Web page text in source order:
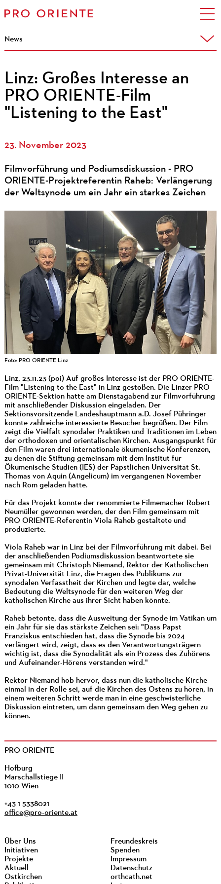
News
Linz: Großes Interesse an
PRO ORIENTE-Film
"Listening to the East"
23. November 2023
Filmvorführung und Podiumsdiskussion - PRO
ORIENTE-Projektreferentin Raheb: Verlängerung
der Weltsynode um ein Jahr ein starkes Zeichen
Foto: PRO ORIENTE Linz
Linz, 23.11.23 (poi) Auf großes Interesse ist der PRO ORIENTE-
Film "Listening to the East" in Linz gestoßen. Die Linzer PRO
ORIENTE-Sektion hatte am Dienstagabend zur Filmvorführung
mit anschließender Diskussion eingeladen. Der
Sektionsvorsitzende Landeshauptmann a.D. Josef Pühringer
konnte zahlreiche interessierte Besucher begrüßen. Der Film
zeigt die Vielfalt synodaler Praktiken und Traditionen im Leben
der orthodoxen und orientalischen Kirchen. Ausgangspunkt für
den Film waren drei internationale ökumenische Konferenzen,
zu denen die Stiftung gemeinsam mit dem Institut für
Ökumenische Studien (IES) der Päpstlichen Universität St.
Thomas von Aquin (Angelicum) im vergangenen November
nach Rom geladen hatte.
Für das Projekt konnte der renommierte Filmemacher Robert
Neumüller gewonnen werden, der den Film gemeinsam mit
PRO ORIENTE-Referentin Viola Raheb gestaltete und
produzierte.
Viola Raheb war in Linz bei der Filmvorführung mit dabei. Bei
der anschließenden Podiumsdiskussion beantwortete sie
gemeinsam mit Christoph Niemand, Rektor der Katholischen
Privat-Universität Linz, die Fragen des Publikums zur
synodalen Verfasstheit der Kirchen und legte dar, welche
Bedeutung die Weltsynode für den weiteren Weg der
katholischen Kirche aus ihrer Sicht haben könnte.
Raheb betonte, dass die Ausweitung der Synode im Vatikan um
ein Jahr für sie das stärkste Zeichen sei: "Dass Papst
Franziskus entschieden hat, dass die Synode bis 2024
verlängert wird, zeigt, dass es den Verantwortungsträgern
wichtig ist, dass die Synodalität als ein Prozess des Zuhörens
und Aufeinander-Hörens verstanden wird."
Rektor Niemand hob hervor, dass nun die katholische Kirche
einmal in der Rolle sei, auf die Kirchen des Ostens zu hören, in
einem weiteren Schritt werde man in eine geschwisterliche
Diskussion eintreten, um dann gemeinsam den Weg gehen zu
können.
PRO ORIENTE
Hofburg
Marschallstiege II
1010 Wien
+43 1 5338021
office@pro-oriente.at
Über Uns
Initiativen
Projekte
Aktuell
Ostkirchen
Freundeskreis
Spenden
Impressum
Datenschutz
orthcath.net